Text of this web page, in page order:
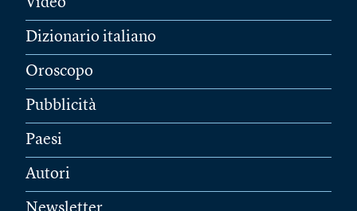
Video
Dizionario italiano
Oroscopo
Pubblicità
Paesi
Autori